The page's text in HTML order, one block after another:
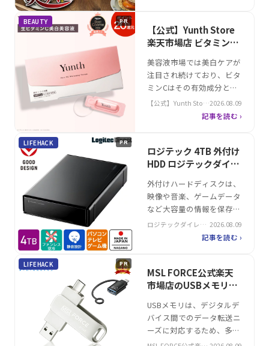
ワタニが提供する「炙りや
II」は、使いやすさと機能
て注目を集めています。専
用ボンベの使用が必須です
が、安全性…
BEAUTY PR
【公式】Yunth Store
楽天市場店 ビタミンC
タミンC 美白美容液の
効果的な使い方
美容液市場では美白ケアが
注目され続けており、ビタ
ミンCはその有効成分とし
て幅広く利用されていま
す。特に肌の保湿や弾力性
の需要が増加しています。
そんな中、Yunthの生ビタ
しやすい純粋ビタミンCを
新鮮な状態で肌に届ける医
薬部外品と…
【公式】Yunth Store2026.08.09
記事を読む ›
LIFEHACK PR
ロジテック 4TB 外付け
HDD ロジテックダイレ
量
外付けハードディスクは、
映像や音楽、ゲームデータ
など大容量の情報を保存す
るための必須デバイスとし
て注目を集めています。特
への接続に対応し、家庭や
オフィスで幅広い用途に適
4TB外付けHDDは、テレビ
やゲーム機との連動機能を
備え…
ロジテックダイレク 2026.08.09
記事を読む ›
LIFEHACK PR
MSL FORCE公式楽天
市場店のUSBメモリ
Lightningアダプタ セ
ット おすすめ
USBメモリは、デジタルデ
バイス間でのデータ転送ニ
ーズに対応するため、多様
な用途で活用されている。